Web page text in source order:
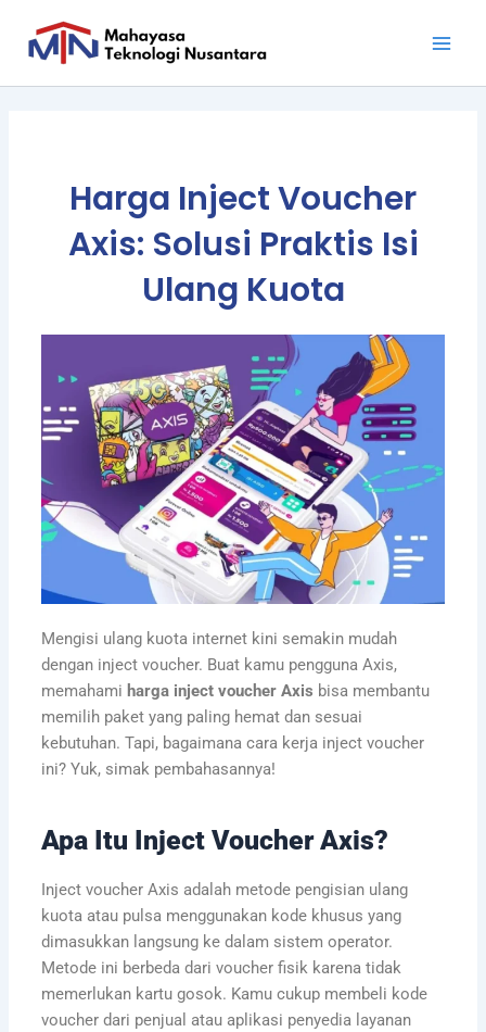
content
Harga Inject Voucher
Axis: Solusi Praktis Isi
Ulang Kuota
Mengisi ulang kuota internet kini semakin mudah
dengan inject voucher. Buat kamu pengguna Axis,
memahami harga inject voucher Axis bisa membantu
memilih paket yang paling hemat dan sesuai
kebutuhan. Tapi, bagaimana cara kerja inject voucher
ini? Yuk, simak pembahasannya!
Apa Itu Inject Voucher Axis?
Inject voucher Axis adalah metode pengisian ulang
kuota atau pulsa menggunakan kode khusus yang
dimasukkan langsung ke dalam sistem operator.
Metode ini berbeda dari voucher fisik karena tidak
memerlukan kartu gosok. Kamu cukup membeli kode
voucher dari penjual atau aplikasi penyedia layanan